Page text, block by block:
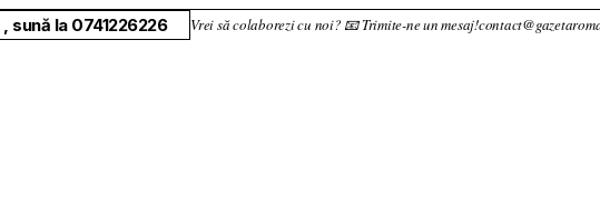
sună la 0741226226 Vrei să colaborezi cu noi? 📧 Trimite-ne un